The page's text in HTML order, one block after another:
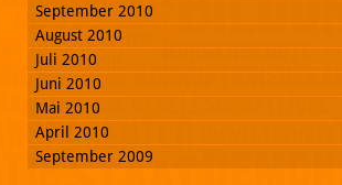
September 2010
August 2010
Juli 2010
Juni 2010
Mai 2010
April 2010
September 2009